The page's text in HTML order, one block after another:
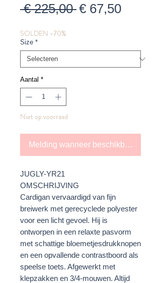
€ 225,00 Normale
€ 67,50
SOLDEN -70%
Size *
Aantal *
Niet op voorraad
Melding wanneer beschikbaar
JUGLY-YR21
OMSCHRIJVING
Cardigan vervaardigd van fijn
breiwerk met gerecyclede polyester
voor een licht gevoel. Hij is
ontworpen in een relaxte pasvorm
met schattige bloemetjesdrukknopen
en een opvallende contrastboord als
speelse toets. Afgewerkt met
klepzakken en 3/4-mouwen. Altijd